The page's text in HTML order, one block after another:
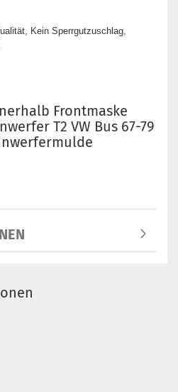
Kein Sperrgutzuschlag,
Frontmaske
T2 VW Bus 67-79